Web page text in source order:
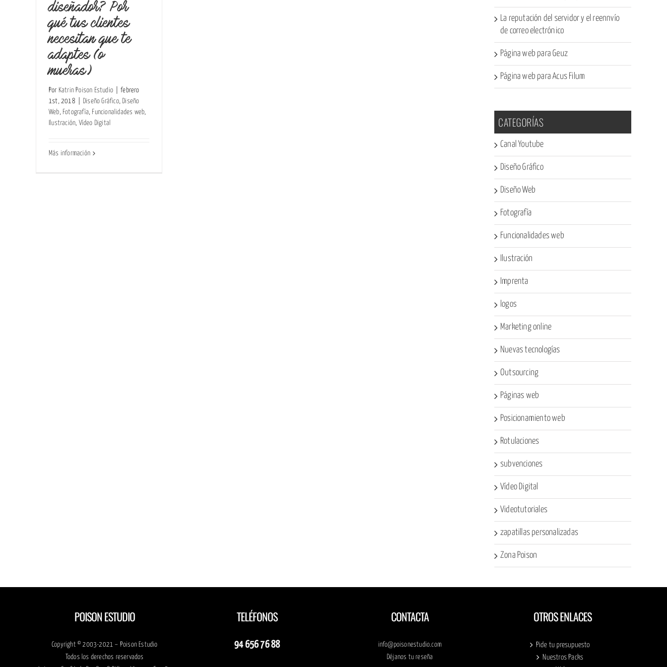
diseñador? Por
qué tus clientes
necesitan que te
adaptes (o
mueras)
Por Katrin Poison Estudio
febrero
1st, 2018
Diseño Gráfico, Diseño
Web Fotografía Funcionalidades web
Ilustración Vídeo Digital
Más información
La reputación del servidor y el reennvío
de correo electrónico
Página web para Geuz
Página web para Acus Filum
CATEGORÍAS
Canal Youtube
Diseño Gráfico
Diseño Web
Fotografía
Funcionalidades web
Ilustración
Imprenta
logos
Marketing online
Nuevas tecnologías
Outsourcing
Páginas web
Posicionamiento web
Rotulaciones
subvenciones
Vídeo Digital
Videotutoriales
zapatillas personalizadas
Zona Poison
POISON ESTUDIO
Copyright © 2003-2021 – Poison Estudio
Todos los derechos reservados
TELÉFONOS
94 656 76 88
CONTACTA
info@poisonestudio.com
Déjanos tu reseña
OTROS ENLACES
Pide tu presupuesto
Nuestros Packs